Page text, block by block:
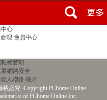
中心
理 會員中心
私權聲明
童網路安全
人聯絡 徵才
載必究‧Copyright PChome Online
of PChome Online Inc.